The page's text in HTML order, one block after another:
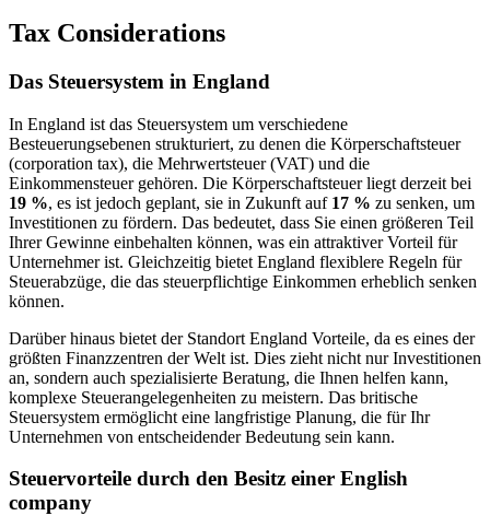
Tax Considerations
Das Steuersystem in England
In England ist das Steuersystem um verschiedene
Besteuerungsebenen strukturiert, zu denen die Körperschaftsteuer
(corporation tax), die Mehrwertsteuer (VAT) und die
Einkommensteuer gehören. Die Körperschaftsteuer liegt derzeit bei
19 %, es ist jedoch geplant, sie in Zukunft auf 17 % zu senken, um
Investitionen zu fördern. Das bedeutet, dass Sie einen größeren Teil
Ihrer Gewinne einbehalten können, was ein attraktiver Vorteil für
Unternehmer ist. Gleichzeitig bietet England flexiblere Regeln für
Steuerabzüge, die das steuerpflichtige Einkommen erheblich senken
können.
Darüber hinaus bietet der Standort England Vorteile, da es eines der
größten Finanzzentren der Welt ist. Dies zieht nicht nur Investitionen
an, sondern auch spezialisierte Beratung, die Ihnen helfen kann,
komplexe Steuerangelegenheiten zu meistern. Das britische
Steuersystem ermöglicht eine langfristige Planung, die für Ihr
Unternehmen von entscheidender Bedeutung sein kann.
Steuervorteile durch den Besitz einer English
company